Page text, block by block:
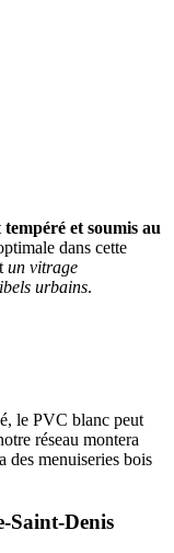
tempéré et soumis au
dans cette
un vitrage
urbains.
le PVC blanc peut
réseau montera
des menuiseries bois
Saint-Denis